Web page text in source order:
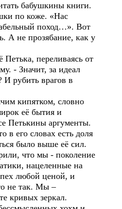
бабушкины книги.
по коже. «Нас
поход…». Вот
А не прозябание, как у
переливаясь от
- Значит, за идеал
И рубить врагов в
кипятком, словно
её бытия и
Петькины аргументы.
в его словах есть доля
было выше её сил.
что мы - поколение
нацеленные на
любой ценой, и
не так. Мы –
кривых зеркал.